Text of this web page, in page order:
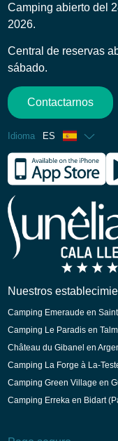
Camping abierto del
2026.
Central de reservas
sábado.
Contactarnos
Idioma ES
Francés
Inglés
Holandés
Catalán
Nuestros
Camping Emeraude en
Camping Le Paradis en
Château du Gibanel en
Camping La Forge à La-
Camping Green Village en
Camping Erreka en Bidart